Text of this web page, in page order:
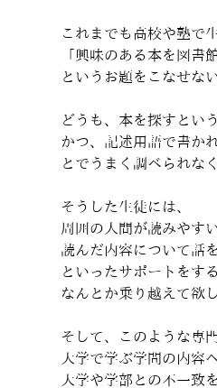
これまでも高校や塾で
「興味のある本を図書
というお題をこなせな
どうも、本を探すとい
かつ、記述用語で書か
とでうまく調べられな
そうした生徒には、
周囲の人間が読みやす
読んだ内容について話
といったサポートをす
なんとか乗り越えて欲
そして、このような専
大学で学ぶ学問の内容
大学や学部との不一致